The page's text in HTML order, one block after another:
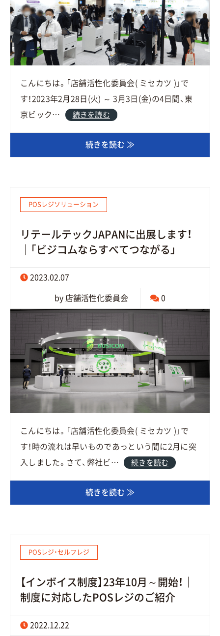
こんにちは。「店舗活性化委員会( ミセカツ )」で
す！2023年2月28日(火) ～ 3月3日(金)の4日間、東
京ビック…
続きを読む
続きを読む ≫
POSレジソリューション
リテールテックJAPANに出展します！
｜「ビジコムならすべてつながる」
2023.02.07
by 店舗活性化委員会 0
こんにちは。「店舗活性化委員会( ミセカツ )」で
す！時の流れは早いものであっという間に2月に突
入しました。さて、弊社ビ…
続きを読む
続きを読む ≫
POSレジ・セルフレジ
【インボイス制度】23年10月～開始！｜
制度に対応したPOSレジのご紹介
2022.12.22